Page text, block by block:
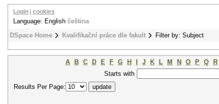
DSpace Home Kvalifikační práce dle fakult Filter by: Subject
Login cookies
Language: English čeština
A B C D E F G H J K L M N O P Q
R
Starts with
Results Per Page: